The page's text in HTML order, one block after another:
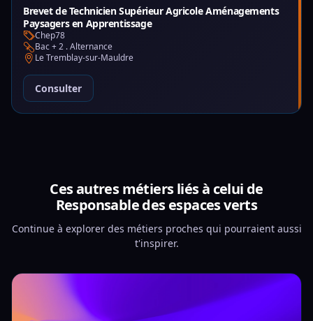
Brevet de Technicien Supérieur Agricole Aménagements
Paysagers en Apprentissage
Chep78
Bac + 2 . Alternance
Le Tremblay-sur-Mauldre
Consulter
Ces autres métiers liés à celui de
Responsable des espaces verts
Continue à explorer des métiers proches qui pourraient aussi
t'inspirer.